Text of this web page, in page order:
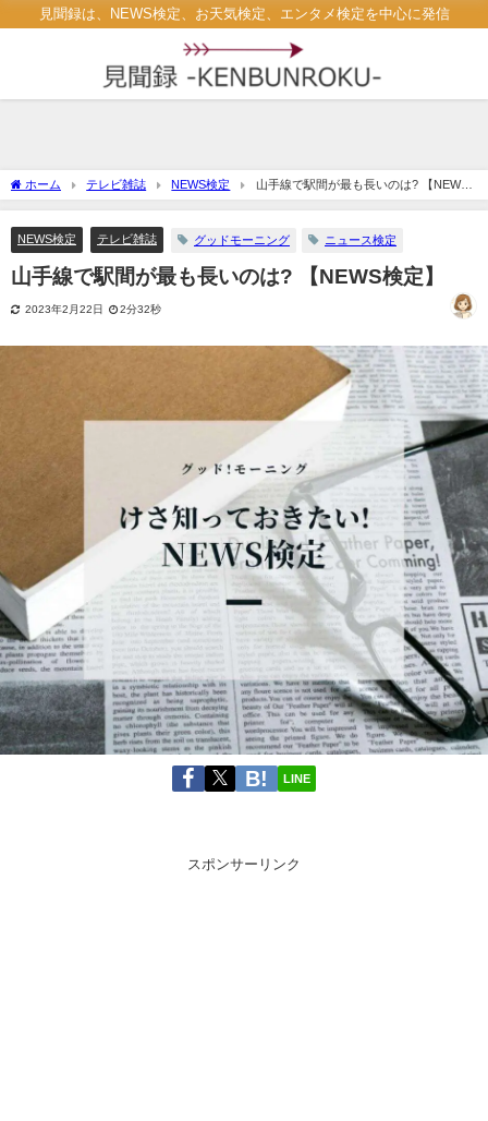
見聞録は、NEWS検定、お天気検定、エンタメ検定を中心に発信
ホーム テレビ雑誌 NEWS検定
山手線で駅間が最も長いのは? 【NEWS
検定】
NEWS検定 テレビ雑誌 グッドモーニング ニュース検定
山手線で駅間が最も長いのは? 【NEWS検定】
2023年2月22日 2分32秒
LINE
スポンサーリンク